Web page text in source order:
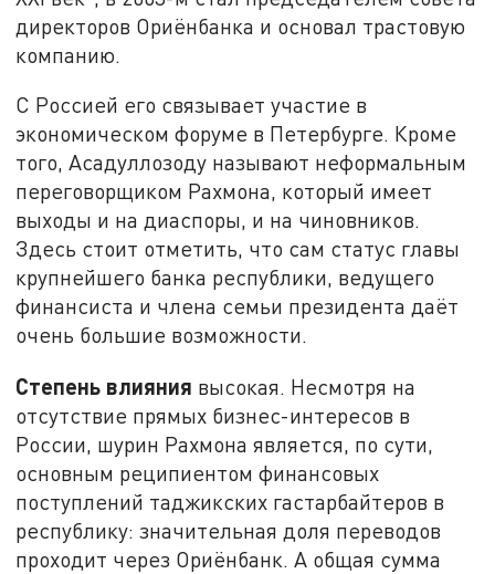
директоров Ориёнбанка и основал трастовую
компанию.
С Россией его связывает участие в
экономическом форуме в Петербурге. Кроме
того, Асадуллозоду называют неформальным
переговорщиком Рахмона, который имеет
выходы и на диаспоры, и на чиновников.
Здесь стоит отметить, что сам статус главы
крупнейшего банка республики, ведущего
финансиста и члена семьи президента даёт
очень большие возможности.
Степень влияния высокая. Несмотря на
отсутствие прямых бизнес-интересов в
России, шурин Рахмона является, по сути,
основным реципиентом финансовых
поступлений таджикских гастарбайтеров в
республику: значительная доля переводов
проходит через Ориёнбанк. А общая сумма